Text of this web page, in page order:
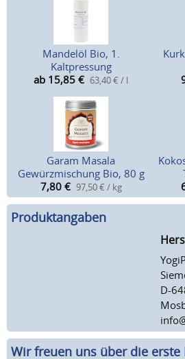
Mandelöl Bio, 1.
Kaltpressung
ab 15,85 € 63,40 € / l
Garam Masala
Gewürzmischung Bio, 80 g
7,80 € 97,50 € / kg
Produktangaben
D-
Wir freuen uns über die erste